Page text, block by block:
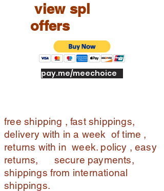
view spl
offers
pay.me/meechoice
free shipping , fast shippings,
delivery with in a week of time ,
returns with in week. policy , easy
returns, secure payments,
shippings from international
shippings.